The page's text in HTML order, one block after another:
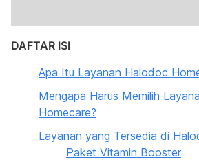
DAFTAR ISI
Apa Itu Layanan Halodoc
Mengapa Harus Memilih
Homecare?
Layanan yang Tersedia di
Paket Vitamin Booster